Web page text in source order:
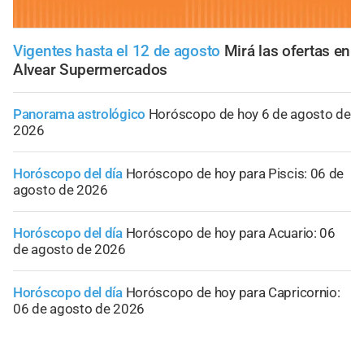
Vigentes hasta el 12 de agosto Mirá las ofertas en
Alvear Supermercados
Panorama astrológico Horóscopo de hoy 6 de agosto de
2026
Horóscopo del día Horóscopo de hoy para Piscis: 06 de
agosto de 2026
Horóscopo del día Horóscopo de hoy para Acuario: 06
de agosto de 2026
Horóscopo del día Horóscopo de hoy para Capricornio:
06 de agosto de 2026